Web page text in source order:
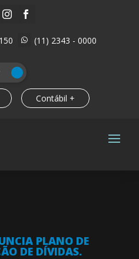
 
 (11) 2343 - 0000
Contábil +
PLANO DE
DE DÍVIDAS.